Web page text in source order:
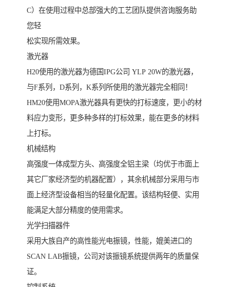
C）在使用过程中总部强大的工艺团队提供咨询服务助
您轻
松实现所需效果。
激光器
H20使用的激光器为德国IPG公司 YLP 20W的激光器，
与F系列，D系列，K系列所使用的激光器完全相同！
HM20使用MOPA激光器具有更快的打标速度，更小的材
料应力变形，更多种多样的打标效果，能在更多的材料
上打标。
机械结构
高强度一体成型方头、高强度全铝主梁（均优于市面上
其它厂家经济型的机器配置），其余机械部分采用与市
面上经济型设备相当的轻量化配置。该结构轻便、实用
能满足大部分精度的使用需求。
光学扫描器件
采用大族自产的高性能光电振镜，性能，媲美进口的
SCAN LAB振镜，公司对该振镜系统提供两年的质量保
证。